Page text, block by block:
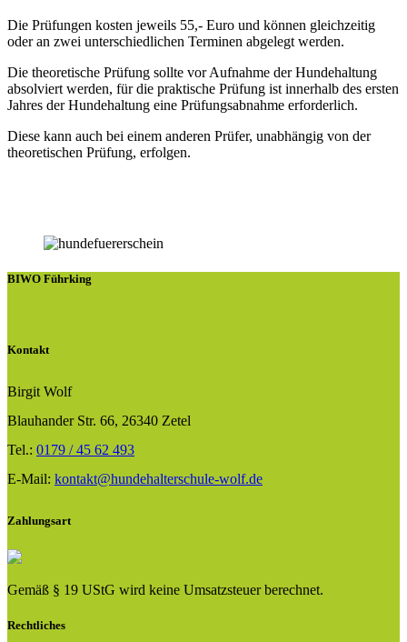
Die Prüfungen kosten jeweils 55,- Euro und können gleichzeitig
oder an zwei unterschiedlichen Terminen abgelegt werden.
Die theoretische Prüfung sollte vor Aufnahme der Hundehaltung
absolviert werden, für die praktische Prüfung ist innerhalb des ersten
Jahres der Hundehaltung eine Prüfungsabnahme erforderlich.
Diese kann auch bei einem anderen Prüfer, unabhängig von der
theoretischen Prüfung, erfolgen.
BIWO Führking
Kontakt
Birgit Wolf
Blauhander Str. 66, 26340 Zetel
Tel.: 0179 / 45 62 493
E-Mail: kontakt@hundehalterschule-wolf.de
Zahlungsart
Gemäß § 19 UStG wird keine Umsatzsteuer berechnet.
Rechtliches